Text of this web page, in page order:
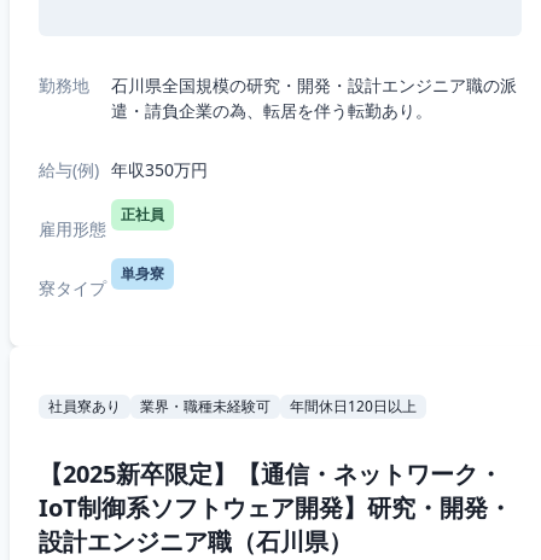
勤務地
石川県全国規模の研究・開発・設計エンジニア職の派
遣・請負企業の為、転居を伴う転勤あり。
給与(例) 年収350万円
雇用形態
正社員
寮タイプ
単身寮
社員寮あり 業界・職種未経験可 年間休日120日以上
【2025新卒限定】【通信・ネットワーク・
IoT制御系ソフトウェア開発】研究・開発・
設計エンジニア職（石川県）